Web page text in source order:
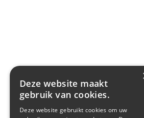
Deze website maakt
gebruik van cookies.
Deze website gebruikt cookies om uw